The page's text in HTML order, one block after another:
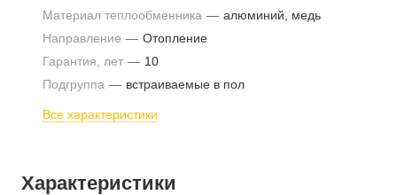
Материал теплообменника — алюминий, медь
Направление — Отопление
Гарантия, лет — 10
Подгруппа — встраиваемые в пол
Все характеристики
Характеристики